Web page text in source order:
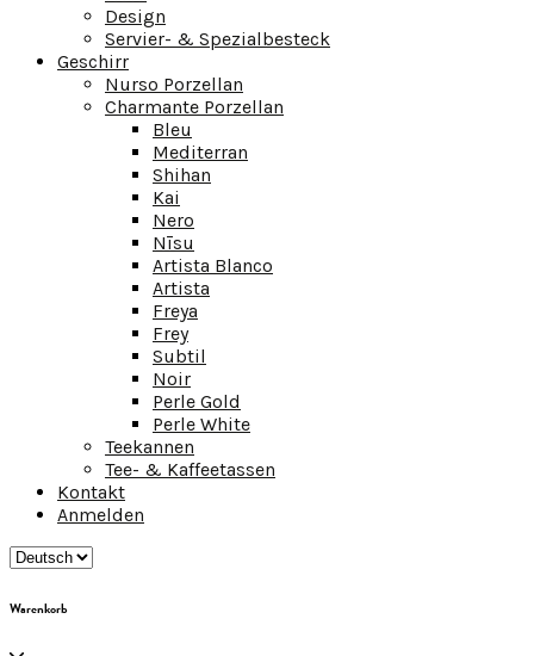
Design
Servier- & Spezialbesteck
Geschirr
Nurso Porzellan
Charmante Porzellan
Bleu
Mediterran
Shihan
Kai
Nero
Nīsu
Artista Blanco
Artista
Freya
Frey
Subtil
Noir
Perle Gold
Perle White
Teekannen
Tee- & Kaffeetassen
Kontakt
Anmelden
Warenkorb